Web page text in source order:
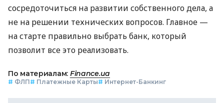
сосредоточиться на развитии собственного дела, а
не на решении технических вопросов. Главное —
на старте правильно выбрать банк, который
позволит все это реализовать.
По материалам: Finance.ua
# ФЛП# Платежные Карты# Интернет-Банкинг